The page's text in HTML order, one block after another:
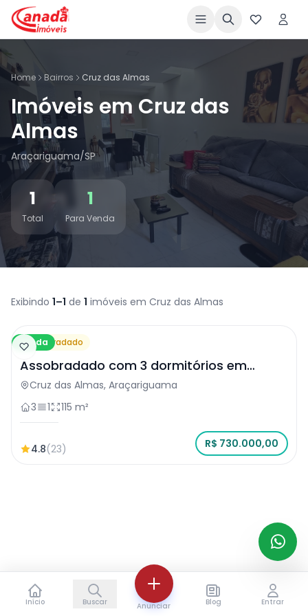
Home Bairros Cruz das Almas
Imóveis em Cruz das
Almas
Araçariguama/SP
1
Total
1
Para Venda
Exibindo 1–1 de 1 imóveis em Cruz das Almas
Venda
Assobradado
Assobradado com 3 dormitórios em
Araçariguama
Cruz das Almas, Araçariguama
3
1 115 m²
4.8(23) R$ 730.000,00
Início Buscar Anunciar Blog Entrar